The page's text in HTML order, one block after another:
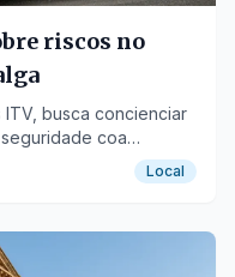
riscos no
busca concienciar
coa
Local